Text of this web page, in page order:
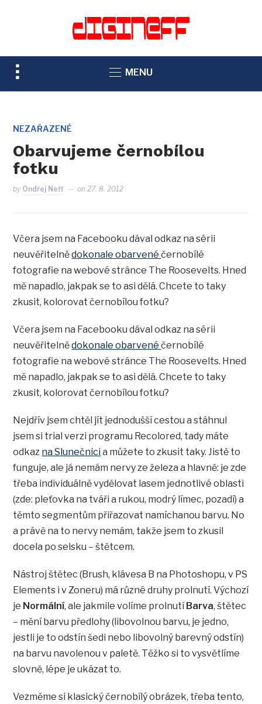
TOGGLE
SIDEBAR
NAVIGATION
MENU
NEZAŘAZENÉ
Obarvujeme černobílou
fotku
by Ondřej Neff on27. 8. 2012
Včera jsem na Facebooku dával odkaz na sérii
neuvěřitelnědokonale obarvenéčernobílé
fotografie na webové stránce The Roosevelts. Hned
mě napadlo, jakpak se to asi dělá. Chcete to taky
zkusit, kolorovat černobílou fotku?
Včera jsem na Facebooku dával odkaz na sérii
neuvěřitelnědokonale obarvenéčernobílé
fotografie na webové stránce The Roosevelts. Hned
mě napadlo, jakpak se to asi dělá. Chcete to taky
zkusit, kolorovat černobílou fotku?
Nejdřív jsem chtěl jít jednodušší cestou a stáhnul
jsem si trial verzi programu Recolored, tady máte
odkaz na Slunečnicia můžete to zkusit taky. Jistě to
funguje, ale já nemám nervy ze železa a hlavně: je zde
třeba individuálně vydělovat lasem jednotlivé oblasti
(zde: pleťovka na tváři a rukou, modrý límec, pozadí) a
těmto segmentům přiřazovat namíchanou barvu. No
a právě na to nervy nemám, takže jsem to zkusil
docela po selsku – štětcem.
Nástroj štětec (Brush, klávesa B na Photoshopu, v PS
Elements i v Zoneru) má různé druhy prolnutí. Výchozí
je Normální, ale jakmile volíme prolnutí Barva, štětec
– mění barvu předlohy (libovolnou barvu, je jedno,
jestli je to odstín šedi nebo libovolný barevný odstín)
na barvu navolenou v paletě. Těžko si to vysvětlíme
slovně, lépe je ukázat to.
Vezměme si klasický černobílý obrázek, třeba tento,